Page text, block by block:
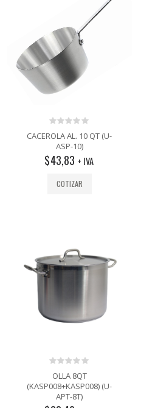
0
out
of
5
CACEROLA AL. 10 QT (U-
ASP-10)
$43,83 + IVA
COTIZAR
0
out
of
OLLA 8QT
(KASP008+KASP008) (U-
APT-8T)